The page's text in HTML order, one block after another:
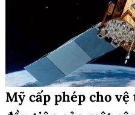
Mỹ cấp phép cho